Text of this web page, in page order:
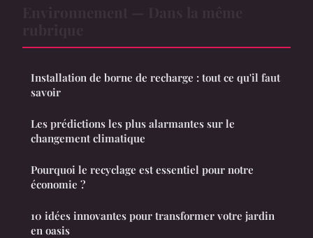
Installation de borne de recharge : tout ce qu'il faut
savoir
Les prédictions les plus alarmantes sur le
changement climatique
Pourquoi le recyclage est essentiel pour notre
économie ?
10 idées innovantes pour transformer votre jardin
en oasis